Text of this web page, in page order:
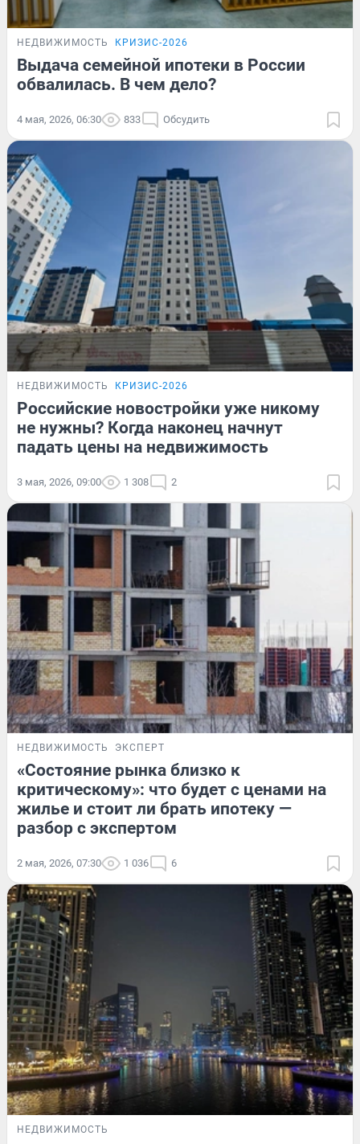
НЕДВИЖИМОСТЬ КРИЗИС-2026
Выдача семейной ипотеки в России
обвалилась. В чем дело?
4 мая, 2026, 06:30 833 Обсудить
НЕДВИЖИМОСТЬ КРИЗИС-2026
Российские новостройки уже никому
не нужны? Когда наконец начнут
падать цены на недвижимость
3 мая, 2026, 09:00 1 308 2
НЕДВИЖИМОСТЬ ЭКСПЕРТ
«Состояние рынка близко к
критическому»: что будет с ценами на
жилье и стоит ли брать ипотеку —
разбор с экспертом
2 мая, 2026, 07:30 1 036 6
НЕДВИЖИМОСТЬ